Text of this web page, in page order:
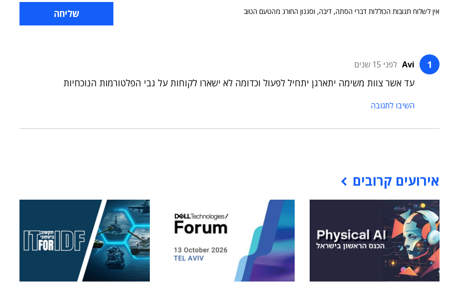
אין לשלוח תגובות הכוללות דברי הסתה, דיבה, וסגנון החורג מהטעם הטוב
Avi לפני 15 שנים
עד אשר צוות משימה יתארגן יתחיל לפעול וכדומה לא ישארו לקוחות על גבי הפלטורמות הנוכחיות
השיבו לתגובה
אירועים קרובים